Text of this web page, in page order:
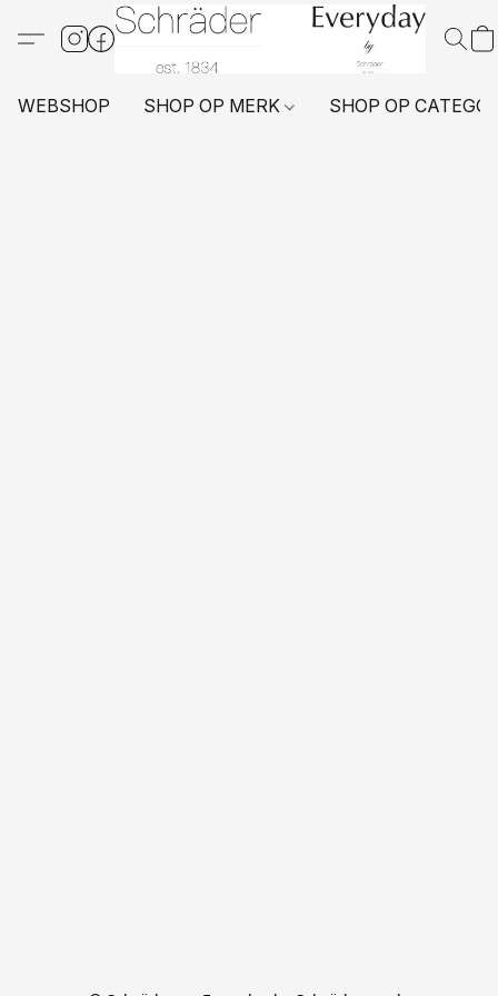
WEBSHOP SHOP OP MERK SHOP OP